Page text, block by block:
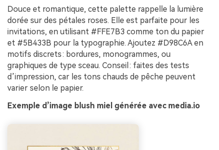
Douce et romantique, cette palette rappelle la lumière
dorée sur des pétales roses. Elle est parfaite pour les
invitations, en utilisant #FFE7B3 comme ton du papier
et #5B433B pour la typographie. Ajoutez #D98C6A en
motifs discrets : bordures, monogrammes, ou
graphiques de type sceau. Conseil : faites des tests
d’impression, car les tons chauds de pêche peuvent
varier selon le papier.
Exemple d’image blush miel générée avec media.io